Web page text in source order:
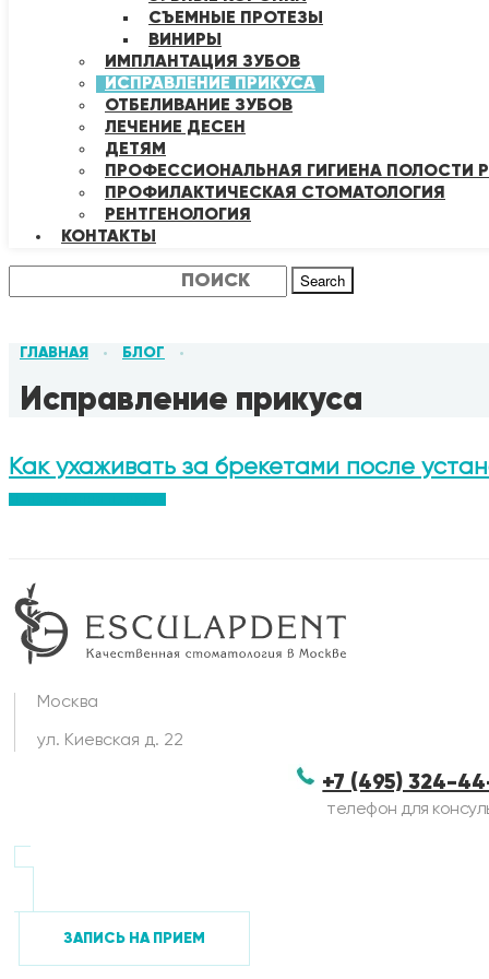
СЪЕМНЫЕ ПРОТЕЗЫ
ВИНИРЫ
ИМПЛАНТАЦИЯ ЗУБОВ
ИСПРАВЛЕНИЕ ПРИКУСА
ОТБЕЛИВАНИЕ ЗУБОВ
ЛЕЧЕНИЕ ДЕСЕН
ДЕТЯМ
ПРОФЕССИОНАЛЬНАЯ ГИГИЕНА ПОЛОСТИ
ПРОФИЛАКТИЧЕСКАЯ СТОМАТОЛОГИЯ
РЕНТГЕНОЛОГИЯ
КОНТАКТЫ
Search
ГЛАВНАЯ • БЛОГ •
Исправление прикуса
Как ухаживать за брекетами после
Москва
ул. Киевская д. 22
+7 (495) 324-
телефон для
ЗАПИСЬ НА ПРИЕМ